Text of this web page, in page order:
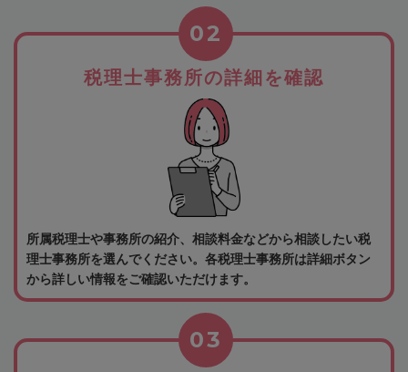
税理士事務所の詳細を確認
02
所属税理士や事務所の紹介、相談料金などから相談したい税
理士事務所を選んでください。各税理士事務所は詳細ボタン
から詳しい情報をご確認いただけます。
03